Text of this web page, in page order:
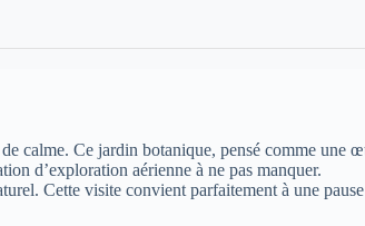
calme. Ce jardin botanique, pensé comme une
d’exploration aérienne à ne pas manquer.
Cette visite convient parfaitement à une